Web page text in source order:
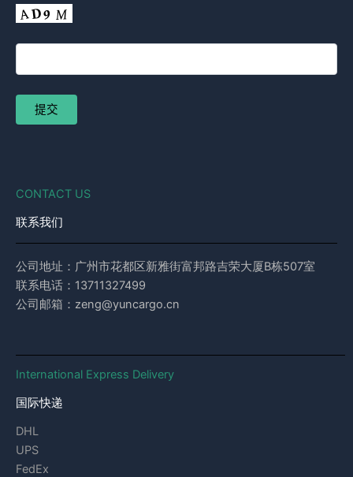
CONTACT US
联系我们
公司地址：广州市花都区新雅街富邦路吉荣大厦B栋507室
联系电话：13711327499
公司邮箱：zeng@yuncargo.cn
International Express Delivery
国际快递
DHL
UPS
FedEx